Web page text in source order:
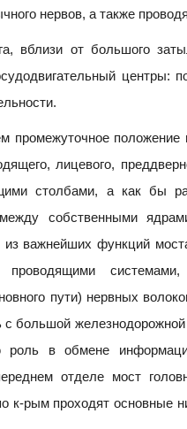
нервов, а также
вблизи от большого
центры:
промежуточное
лицевого,
столбами, а как бы
собственными
важнейших функций
пути) нервных
с большой
в обмене
отделе мост
к-рым проходят основные